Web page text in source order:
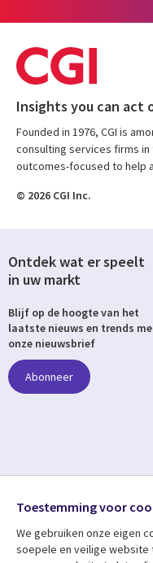
Insights you can act
Founded in 1976, CGI is
consulting services firms in
outcomes-focused to help
© 2026 CGI Inc.
Ontdek wat er speelt
in uw markt
Blijf op de hoogte van het
laatste nieuws en trends
onze nieuwsbrief
Abonneer
Media
NETHERLANDS
Toestemming voor
We gebruiken onze eigen
soepele en veilige website